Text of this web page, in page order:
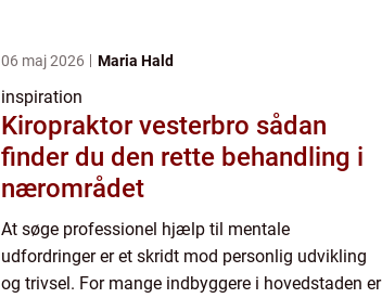
06 maj 2026 Maria Hald
inspiration
Kiropraktor vesterbro sådan
finder du den rette behandling i
nærområdet
At søge professionel hjælp til mentale
udfordringer er et skridt mod personlig udvikling
og trivsel. For mange indbyggere i hovedstaden er